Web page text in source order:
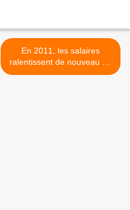
En 2011, les salaires
ralentissent de nouveau en
euros constants via l'INSEE